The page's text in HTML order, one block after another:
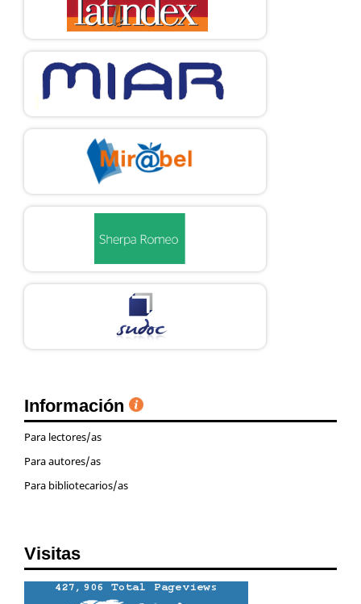
Información
Para lectores/as
Para autores/as
Para bibliotecarios/as
Visitas